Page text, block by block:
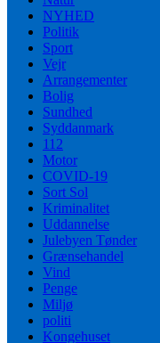
NYHED
Politik
Sport
Vejr
Arrangementer
Bolig
Sundhed
Syddanmark
112
Motor
COVID-19
Sort Sol
Kriminalitet
Uddannelse
Julebyen Tønder
Grænsehandel
Vind
Penge
Miljø
politi
Kongehuset